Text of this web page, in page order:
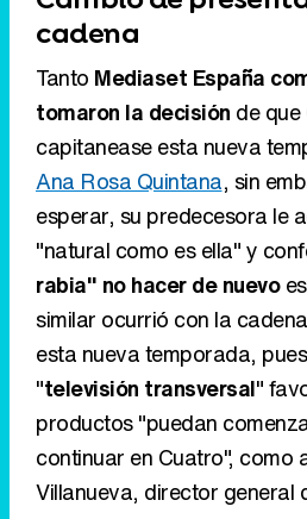
cadena
Tanto Mediaset España
tomaron la decisión de
capitanease esta nueva
Ana Rosa Quintana, sin
esperar, su predecesora le
"natural como es ella" y
rabia" no hacer de nuevo
similar ocurrió con la
esta nueva temporada,
"televisión transversal"
productos "puedan
continuar en Cuatro", como
Villanueva, director general